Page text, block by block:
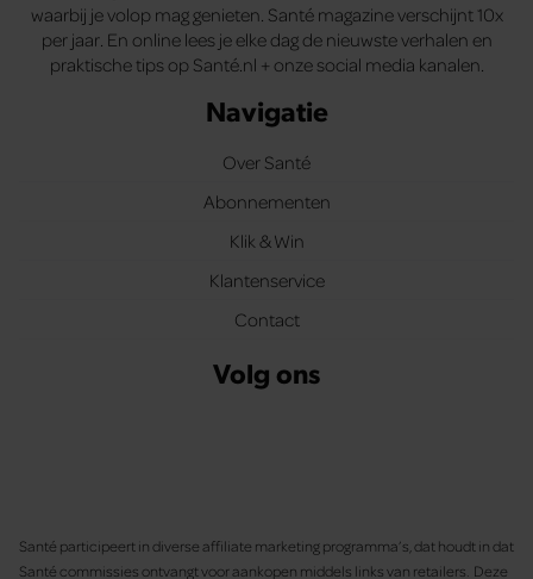
waarbij je volop mag genieten. Santé magazine verschijnt 10x
per jaar. En online lees je elke dag de nieuwste verhalen en
praktische tips op Santé.nl + onze social media kanalen.
Navigatie
Over Santé
Abonnementen
Klik & Win
Klantenservice
Contact
Volg ons
Santé participeert in diverse affiliate marketing programma’s, dat houdt in dat
Santé commissies ontvangt voor aankopen middels links van retailers. Deze